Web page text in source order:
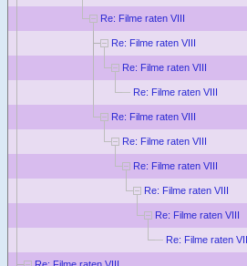
Re: Filme raten VIII
Re: Filme raten VIII
Re: Filme raten VIII
Re: Filme raten VIII
Re: Filme raten VIII
Re: Filme raten VIII
Re: Filme raten VIII
Re: Filme raten VIII
Re: Filme raten VIII
Re: Filme raten